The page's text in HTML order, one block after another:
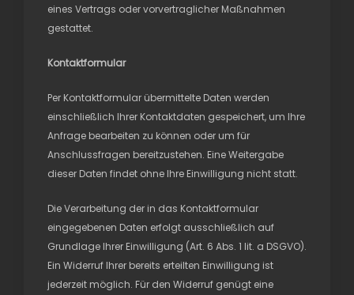
eines Vertrags oder vorvertraglicher Maßnahmen
gestattet.
Kontaktformular
Per Kontaktformular übermittelte Daten werden
einschließlich Ihrer Kontaktdaten gespeichert, um Ihre
Anfrage bearbeiten zu können oder um für
Anschlussfragen bereitzustehen. Eine Weitergabe
dieser Daten findet ohne Ihre Einwilligung nicht statt.
Die Verarbeitung der in das Kontaktformular
eingegebenen Daten erfolgt ausschließlich auf
Grundlage Ihrer Einwilligung (Art. 6 Abs. 1 lit. a DSGVO).
Ein Widerruf Ihrer bereits erteilten Einwilligung ist
jederzeit möglich. Für den Widerruf genügt eine